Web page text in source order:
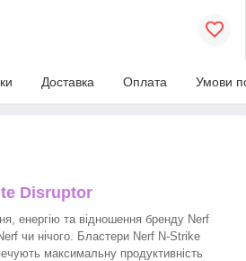
Доставка Оплата Умови
Disruptor
енергію та відношення бренду Nerf
чи нічого. Бластери Nerf N-Strike
максимальну продуктивність